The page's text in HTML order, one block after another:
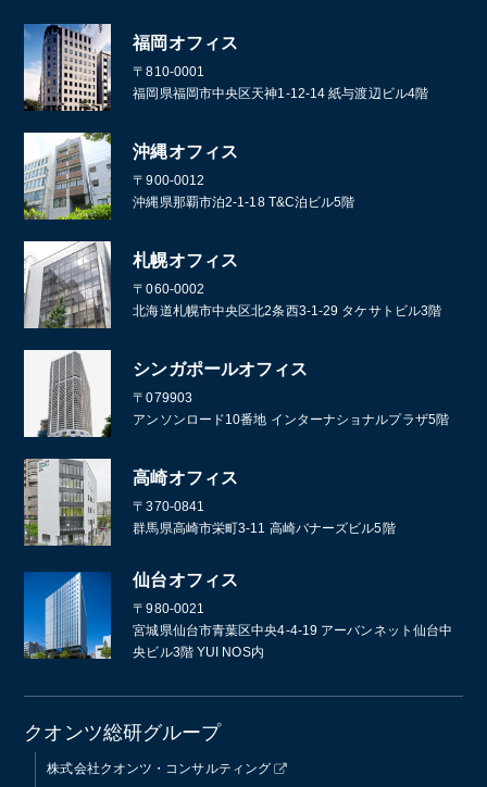
福岡オフィス
〒810-0001
福岡県福岡市中央区天神1-12-14 紙与渡辺ビル4階
沖縄オフィス
〒900-0012
沖縄県那覇市泊2-1-18 T&C泊ビル5階
札幌オフィス
〒060-0002
北海道札幌市中央区北2条西3-1-29 タケサトビル3階
シンガポールオフィス
〒079903
アンソンロード10番地 インターナショナルプラザ5階
高崎オフィス
〒370-0841
群馬県高崎市栄町3-11 高崎バナーズビル5階
仙台オフィス
〒980-0021
宮城県仙台市青葉区中央4-4-19 アーバンネット仙台中
央ビル3階 YUI NOS内
クオンツ総研グループ
株式会社クオンツ・コンサルティング